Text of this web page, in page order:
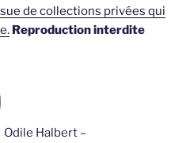
de collections privées qui
Reproduction interdite
Odile Halbert –